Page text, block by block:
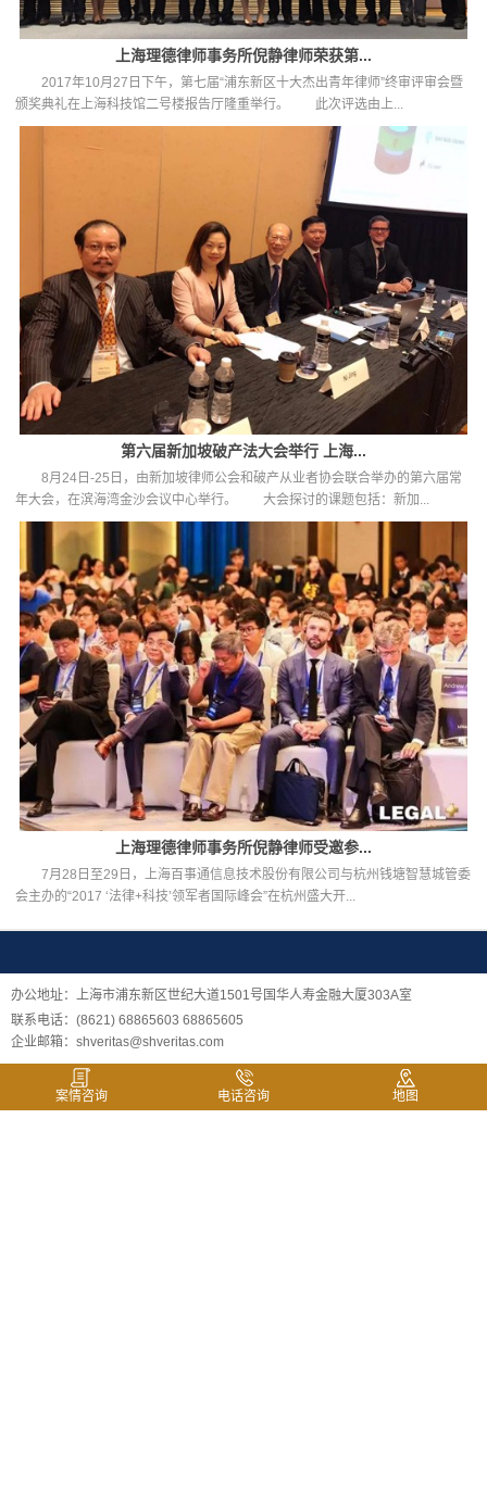
上海理德律师事务所倪静律师荣获第...
2017年10月27日下午，第七届“浦东新区十大杰出青年律师”终审评审会暨
颁奖典礼在上海科技馆二号楼报告厅隆重举行。 此次评选由上...
第六届新加坡破产法大会举行 上海...
8月24日-25日，由新加坡律师公会和破产从业者协会联合举办的第六届常
年大会，在滨海湾金沙会议中心举行。 大会探讨的课题包括：新加...
上海理德律师事务所倪静律师受邀参...
7月28日至29日，上海百事通信息技术股份有限公司与杭州钱塘智慧城管委
会主办的“2017 ‘法律+科技’领军者国际峰会”在杭州盛大开...
办公地址：上海市浦东新区世纪大道1501号国华人寿金融大厦303A室
联系电话：(8621) 68865603 68865605
企业邮箱：shveritas@shveritas.com
案情咨询 电话咨询 地图